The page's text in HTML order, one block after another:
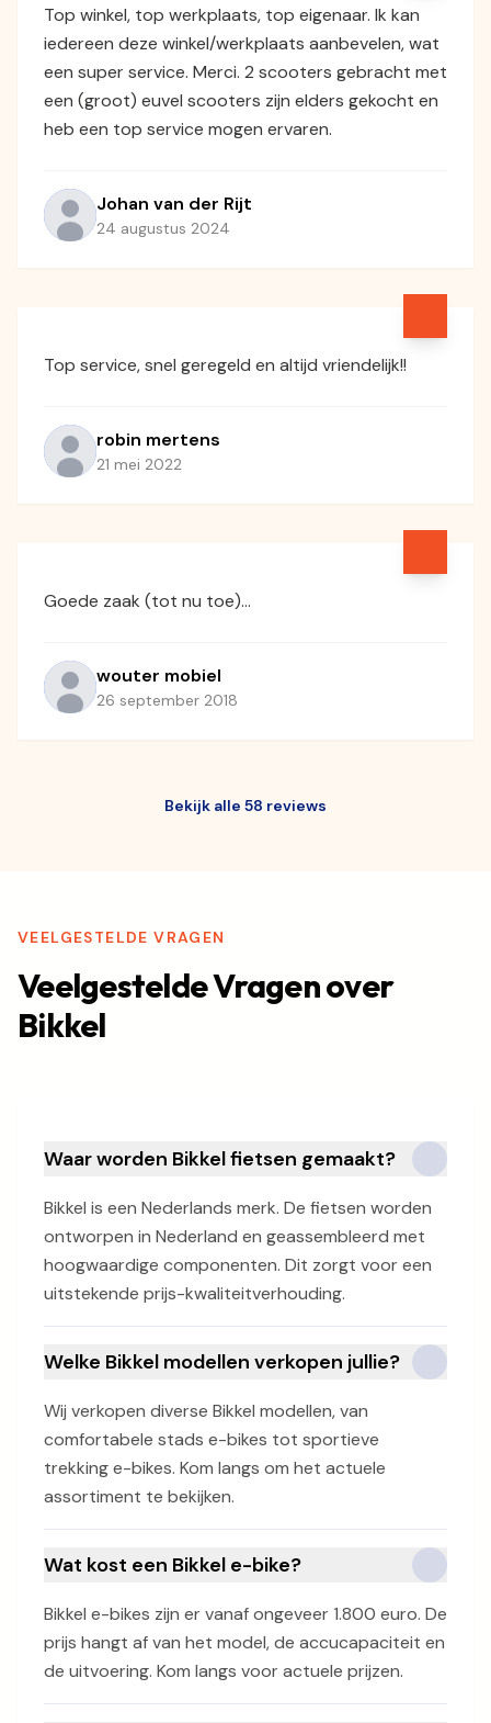
Top winkel, top werkplaats, top eigenaar. Ik kan
iedereen deze winkel/werkplaats aanbevelen, wat
een super service. Merci. 2 scooters gebracht met
een (groot) euvel scooters zijn elders gekocht en
heb een top service mogen ervaren.
Johan van der Rijt
24 augustus 2024
Top service, snel geregeld en altijd vriendelijk!!
robin mertens
21 mei 2022
Goede zaak (tot nu toe)...
wouter mobiel
26 september 2018
Bekijk alle 58 reviews
VEELGESTELDE VRAGEN
Veelgestelde Vragen over
Bikkel
Waar worden Bikkel fietsen gemaakt?
Bikkel is een Nederlands merk. De fietsen worden
ontworpen in Nederland en geassembleerd met
hoogwaardige componenten. Dit zorgt voor een
uitstekende prijs-kwaliteitverhouding.
Welke Bikkel modellen verkopen jullie?
Wij verkopen diverse Bikkel modellen, van
comfortabele stads e-bikes tot sportieve
trekking e-bikes. Kom langs om het actuele
assortiment te bekijken.
Wat kost een Bikkel e-bike?
Bikkel e-bikes zijn er vanaf ongeveer 1.800 euro. De
prijs hangt af van het model, de accucapaciteit en
de uitvoering. Kom langs voor actuele prijzen.